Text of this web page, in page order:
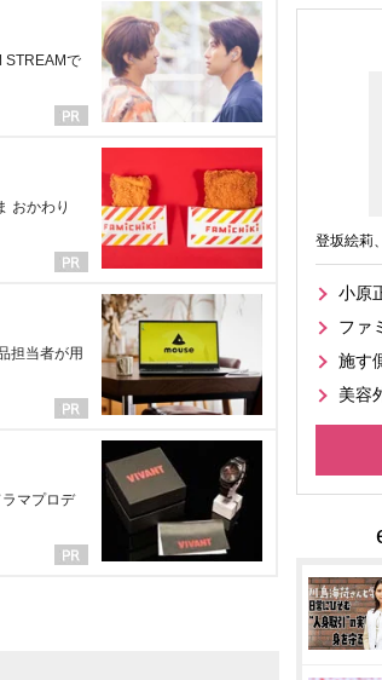
STREAMで
おかわり
担当者が用
マプロデ
登坂絵莉
小原
ファ
施す
美容